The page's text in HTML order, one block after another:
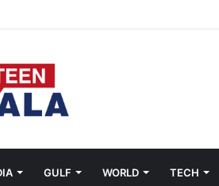
GULF WORLD TECH